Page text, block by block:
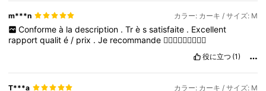
m***n カラー: カーキ / サイズ: M
Conforme à la description . Tr è s satisfaite . Excellent
rapportqualité / prix .Je recommande 👌🏼🙂🙂🙂🙂🙂🙂🙂
役に立つ (1)
T***a カラー: カーキ / サイズ: M